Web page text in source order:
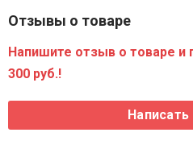
Отзывы о товаре
Напишите отзыв о товаре и
300 руб.!